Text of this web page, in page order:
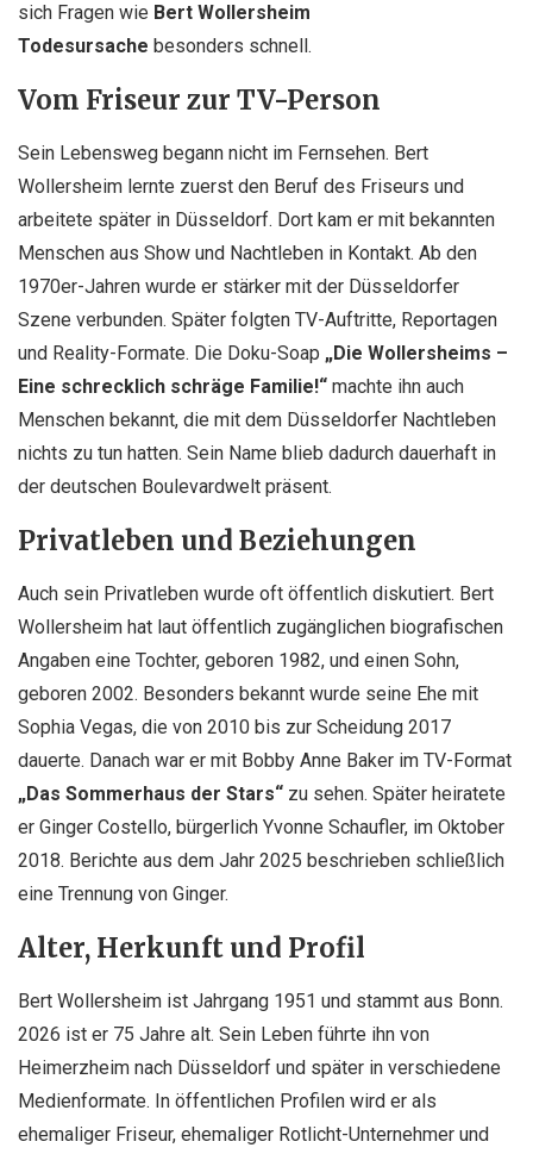
sich Fragen wie Bert Wollersheim
Todesursache besonders schnell.
Vom Friseur zur TV-Person
Sein Lebensweg begann nicht im Fernsehen. Bert
Wollersheim lernte zuerst den Beruf des Friseurs und
arbeitete später in Düsseldorf. Dort kam er mit bekannten
Menschen aus Show und Nachtleben in Kontakt. Ab den
1970er-Jahren wurde er stärker mit der Düsseldorfer
Szene verbunden. Später folgten TV-Auftritte, Reportagen
und Reality-Formate. Die Doku-Soap „Die Wollersheims –
Eine schrecklich schräge Familie!“ machte ihn auch
Menschen bekannt, die mit dem Düsseldorfer Nachtleben
nichts zu tun hatten. Sein Name blieb dadurch dauerhaft in
der deutschen Boulevardwelt präsent.
Privatleben und Beziehungen
Auch sein Privatleben wurde oft öffentlich diskutiert. Bert
Wollersheim hat laut öffentlich zugänglichen biografischen
Angaben eine Tochter, geboren 1982, und einen Sohn,
geboren 2002. Besonders bekannt wurde seine Ehe mit
Sophia Vegas, die von 2010 bis zur Scheidung 2017
dauerte. Danach war er mit Bobby Anne Baker im TV-Format
„Das Sommerhaus der Stars“ zu sehen. Später heiratete
er Ginger Costello, bürgerlich Yvonne Schaufler, im Oktober
2018. Berichte aus dem Jahr 2025 beschrieben schließlich
eine Trennung von Ginger.
Alter, Herkunft und Profil
Bert Wollersheim ist Jahrgang 1951 und stammt aus Bonn.
2026 ist er 75 Jahre alt. Sein Leben führte ihn von
Heimerzheim nach Düsseldorf und später in verschiedene
Medienformate. In öffentlichen Profilen wird er als
ehemaliger Friseur, ehemaliger Rotlicht-Unternehmer und